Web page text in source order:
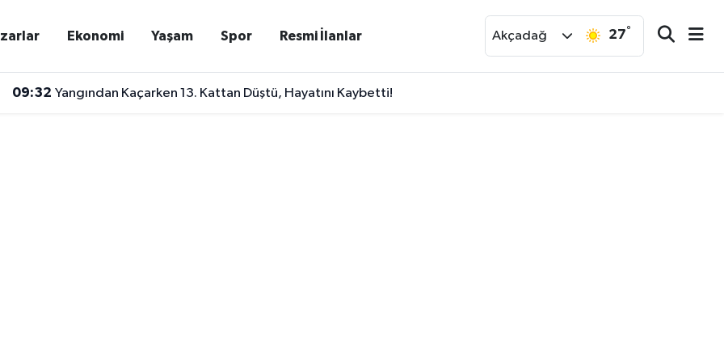
Ekonomi Yaşam Spor Resmi İlanlar Akçadağ 27°
09:32 Yangından Kaçarken 13. Kattan Düştü, Hayatını Kaybetti!